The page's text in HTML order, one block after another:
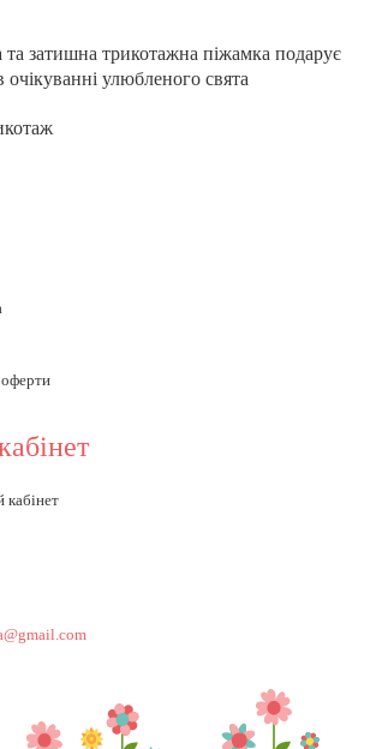
затишна трикотажна піжамка подарує
очікуванні улюбленого свята
оферти
кабінет